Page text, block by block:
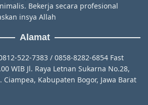
Bekerja secara profesional
insya Allah
Alamat
522-7383 / 0858-8282-6854 Fast
WIB Jl. Raya Letnan Sukarna No.28,
Ciampea, Kabupaten Bogor, Jawa Barat